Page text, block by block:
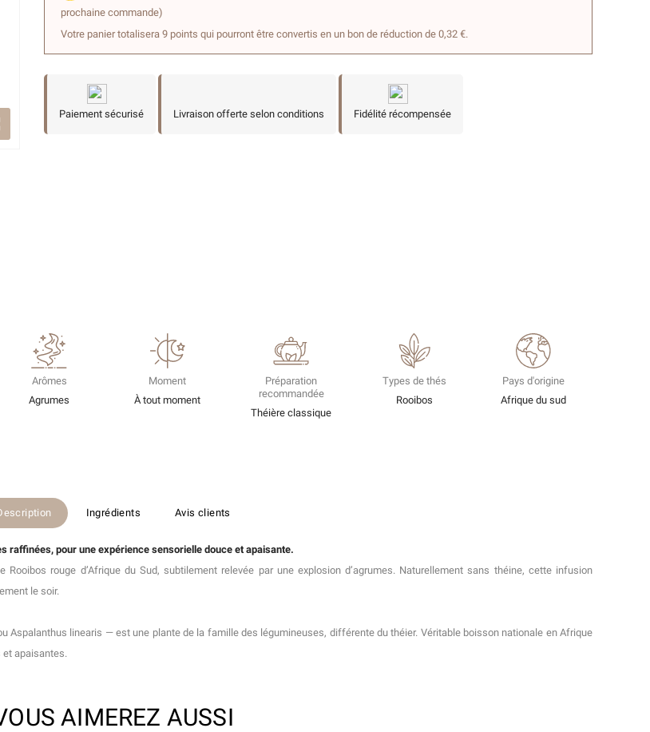
prochaine commande)
Votre panier totalisera 9 points qui pourront être convertis en un bon de réduction de 0,32 €.
Paiement sécurisé Livraison offerte selon conditions Fidélité récompensée
Arômes
Agrumes
Moment
À tout moment
Préparation
recommandée
Théière classique
Types de thés
Rooibos
Pays d'origine
Afrique du sud
Ingrédients Avis clients
raffinées, pour une expérience sensorielle douce et apaisante.
rouge d’Afrique du Sud, subtilement relevée par une explosion d’agrumes. Naturellement sans théine, cette infusion
le soir.
Aspalanthus linearis — est une plante de la famille des légumineuses, différente du théier. Véritable boisson nationale en Afrique
et apaisantes.
AIMEREZ AUSSI